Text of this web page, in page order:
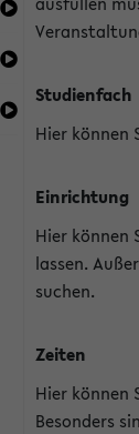
Studienfach
Hier können
Einrichtung
Hier können
lassen.
suchen.
Zeiten
Hier können
Besonders